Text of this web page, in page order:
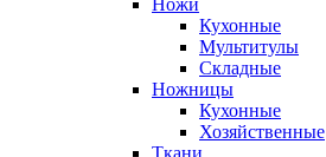
Ножи
Кухонные
Мультитулы
Складные
Ножницы
Кухонные
Хозяйственные
Ткани